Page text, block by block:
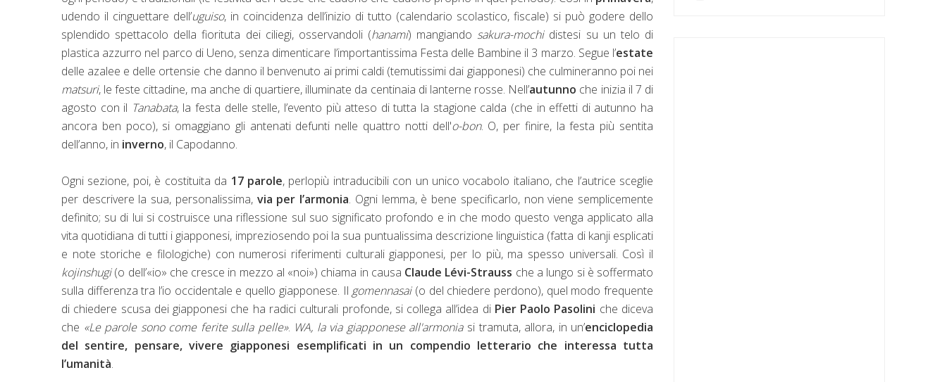
udendo il cinguettare dell’uguiso, in coincidenza dell’inizio di tutto (calendario scolastico, fiscale) si può godere dello
splendido spettacolo della fiorituta dei ciliegi, osservandoli (hanami) mangiando sakura-mochidistesi su un telo di
plastica azzurro nel parco di Ueno, senza dimenticare l’importantissima Festa delle Bambine il 3 marzo. Segue l’estate
delle azalee e delle ortensie che danno il benvenuto ai primi caldi (temutissimi dai giapponesi) che culmineranno poi nei
matsuri, le feste cittadine, ma anche di quartiere, illuminate da centinaia di lanterne rosse. Nell’autunno che inizia il 7 di
agosto con il Tanabata, la festa delle stelle, l’evento più atteso di tutta la stagione calda (che in effetti di autunno ha
ancora ben poco), si omaggiano gli antenati defunti nelle quattro notti dell'o-bon. O, per finire, la festa più sentita
dell’anno, in inverno, il Capodanno.
Ogni sezione, poi, è costituita da 17 parole, perlopiù intraducibili con un unico vocabolo italiano, che l’autrice sceglie
per descrivere la sua, personalissima, via per l’armonia. Ogni lemma, è bene specificarlo, non viene semplicemente
definito; su di lui si costruisce una riflessione sul suo significato profondo e in che modo questo venga applicato alla
vita quotidiana di tutti i giapponesi, impreziosendo poi la sua puntualissima descrizione linguistica (fatta di kanji esplicati
e note storiche e filologiche) con numerosi riferimenti culturali giapponesi, per lo più, ma spesso universali. Così il
kojinshugi(o dell’«io» che cresce in mezzo al «noi») chiama in causa Claude Lévi-Strauss che a lungo si è soffermato
sulla differenza tra l’io occidentale e quello giapponese. Il gomennasai (o del chiedere perdono), quel modo frequente
di chiedere scusa dei giapponesi che ha radici culturali profonde, si collega all’idea di Pier Paolo Pasolini che diceva
che «Le parole sono come ferite sulla pelle». WA, la via giapponese all'armoniasi tramuta, allora, in un’enciclopedia
del sentire, pensare, vivere giapponesi esemplificati in un compendio letterario che interessa tutta
l’umanità.